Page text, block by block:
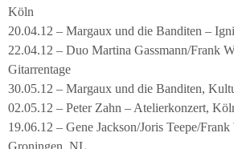
Köln
20.04.12 – Margaux und die Banditen –
22.04.12 – Duo Martina Gassmann/Frank
Gitarrentage
30.05.12 – Margaux und die Banditen,
02.05.12 – Peter Zahn – Atelierkonzert,
19.06.12 – Gene Jackson/Joris Teepe/
Groningen, NL